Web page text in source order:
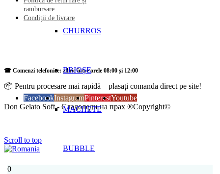
CHURROS
BRIOȘE
MACHETE
BUBBLE
rambursare
Condiții de livrare
☎ Comenzi telefonice: zilnic între orele 08:00 și 12:00
📦 Pentru procesare mai rapidă – plasați comanda direct pe site!
FacebookInstagramPinterestYoutube
Don Gelato Soft - Сладоледи на прах ®Copyright©
Scroll to top
0